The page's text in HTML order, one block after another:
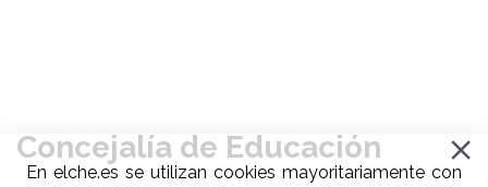
Concejalía de Educación
En elche.es se utilizan cookies mayoritariamente con